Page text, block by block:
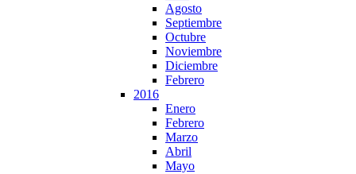
Agosto
Septiembre
Octubre
Noviembre
Diciembre
Febrero
2016
Enero
Febrero
Marzo
Abril
Mayo